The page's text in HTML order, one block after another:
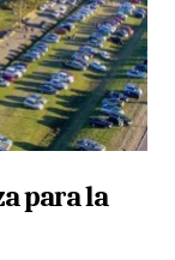
para la